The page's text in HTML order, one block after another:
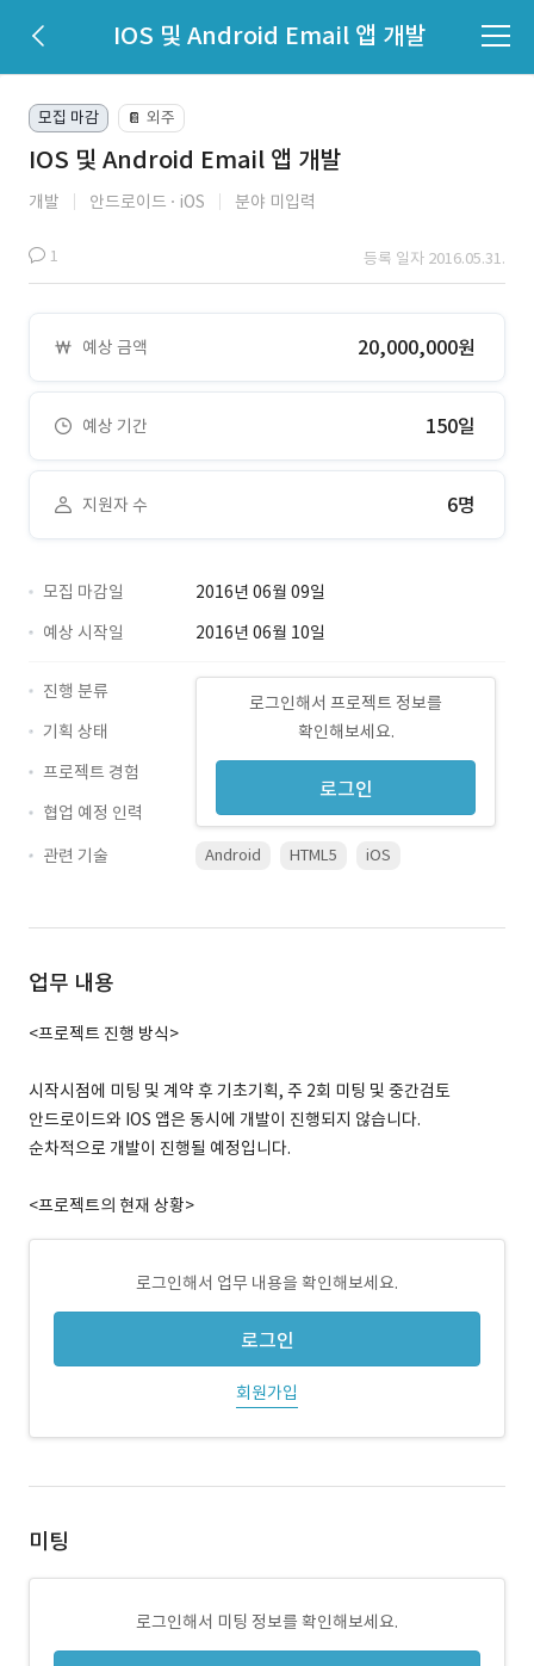
IOS 및 Android Email 앱 개발
모집 마감 📔 외주
IOS 및 Android Email 앱 개발
개발 안드로이드 iOS 분야 미입력
1 등록 일자 2016.05.31.
예상 금액 20,000,000원
예상 기간 150일
지원자 수 6명
모집 마감일
2016년 06월 09일
예상 시작일
2016년 06월 10일
로그인해서 프로젝트 정보를
확인해보세요.
로그인
진행 분류
기획 상태
프로젝트 경험
협업 예정 인력
관련 기술
Android HTML5 iOS
업무 내용
<프로젝트 진행 방식>
시작시점에 미팅 및 계약 후 기초기획, 주 2회 미팅 및 중간검토
안드로이드와 IOS 앱은 동시에 개발이 진행되지 않습니다.
순차적으로 개발이 진행될 예정입니다.
<프로젝트의 현재 상황>
로그인해서 업무 내용을 확인해보세요.
로그인
회원가입
미팅
로그인해서 미팅 정보를 확인해보세요.